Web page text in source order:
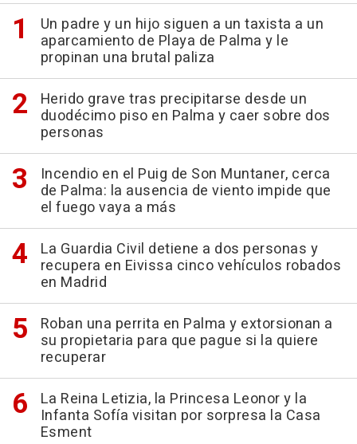
Un padre y un hijo siguen a un taxista a un
aparcamiento de Playa de Palma y le
propinan una brutal paliza
Herido grave tras precipitarse desde un
duodécimo piso en Palma y caer sobre dos
personas
Incendio en el Puig de Son Muntaner, cerca
de Palma: la ausencia de viento impide que
el fuego vaya a más
La Guardia Civil detiene a dos personas y
recupera en Eivissa cinco vehículos robados
en Madrid
Roban una perrita en Palma y extorsionan a
su propietaria para que pague si la quiere
recuperar
La Reina Letizia, la Princesa Leonor y la
Infanta Sofía visitan por sorpresa la Casa
Esment